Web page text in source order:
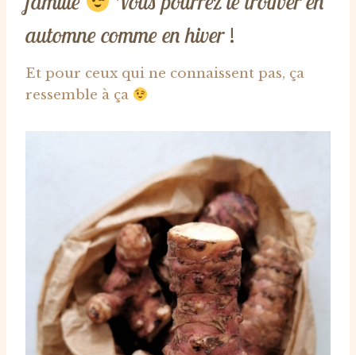
automne comme en hiver!
Et pour ceux qui ne connaissent pas, ça
ressemble à ça